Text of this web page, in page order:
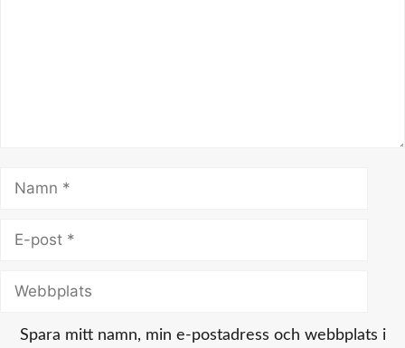
Namn
Webbplats
Spara mitt namn, min e-postadress och webbplats i